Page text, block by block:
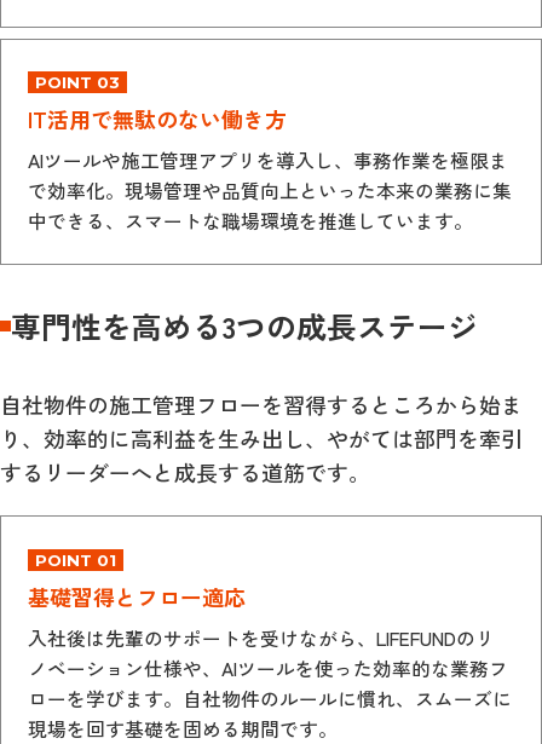
POINT 03
IT活用で無駄のない働き方
AIツールや施工管理アプリを導入し、事務作業を極限ま
で効率化。現場管理や品質向上といった本来の業務に集
中できる、スマートな職場環境を推進しています。
専門性を高める3つの成長ステージ
自社物件の施工管理フローを習得するところから始ま
り、効率的に高利益を生み出し、やがては部門を牽引
するリーダーへと成長する道筋です。
POINT 01
基礎習得とフロー適応
入社後は先輩のサポートを受けながら、LIFEFUNDのリ
ノベーション仕様や、AIツールを使った効率的な業務フ
ローを学びます。自社物件のルールに慣れ、スムーズに
現場を回す基礎を固める期間です。